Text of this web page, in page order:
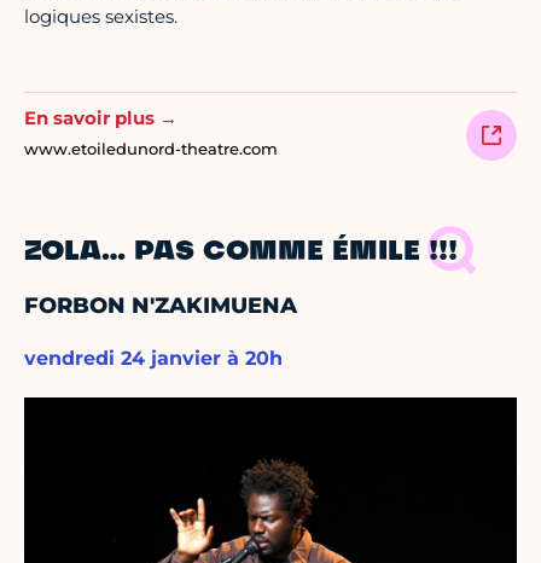
logiques sexistes.
En savoir plus →
www.etoiledunord-theatre.com
ZOLA… PAS COMME ÉMILE !!!
FORBON N'ZAKIMUENA
vendredi 24 janvier à 20h